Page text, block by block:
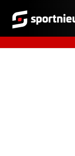
Sportnieuws.nl